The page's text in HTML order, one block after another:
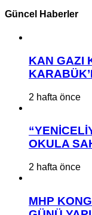
Güncel Haberler
KAN GAZI
2 hafta önce
OKULA
2 hafta önce
MHP